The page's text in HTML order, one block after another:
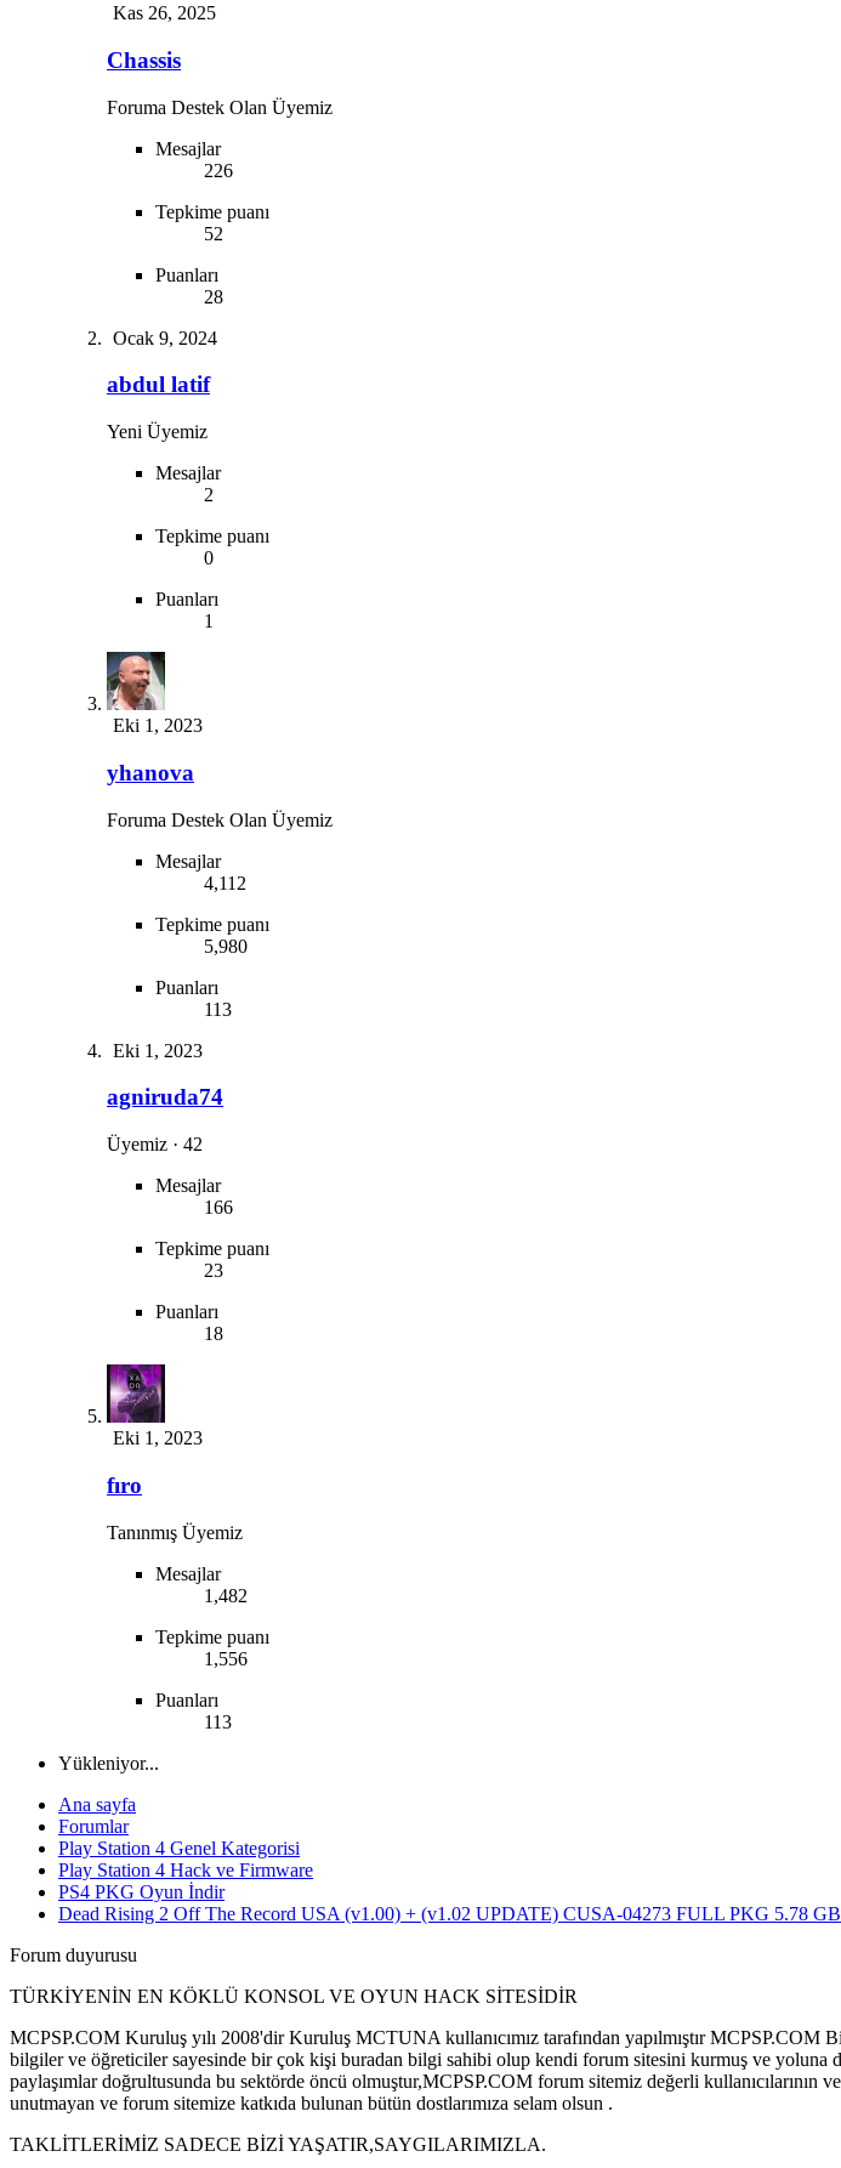
Kas 26, 2025
Chassis
Foruma Destek Olan Üyemiz
Mesajlar
226
Tepkime puanı
52
Puanları
28
Ocak 9, 2024
abdul latif
Yeni Üyemiz
Mesajlar
2
Tepkime puanı
0
Puanları
1
Eki 1, 2023
yhanova
Foruma Destek Olan Üyemiz
Mesajlar
4,112
Tepkime puanı
5,980
Puanları
113
Eki 1, 2023
agniruda74
Üyemiz · 42
Mesajlar
166
Tepkime puanı
23
Puanları
18
Eki 1, 2023
fıro
Tanınmış Üyemiz
Mesajlar
1,482
Tepkime puanı
1,556
Puanları
113
Yükleniyor...
Ana sayfa
Forumlar
Play Station 4 Genel Kategorisi
Play Station 4 Hack ve Firmware
PS4 PKG Oyun İndir
Dead Rising 2 Off The Record USA (v1.00) + (v1.02 UPDATE) CUSA-04273 FULL PKG 5.78 GB
Forum duyurusu
TÜRKİYENİN EN KÖKLÜ KONSOL VE OYUN HACK SİTESİDİR
MCPSP.COM Kuruluş yılı 2008'dir Kuruluş MCTUNA kullanıcımız tarafından yapılmıştır MCPSP.COM
bilgiler ve öğreticiler sayesinde bir çok kişi buradan bilgi sahibi olup kendi forum sitesini kurmuş ve yoluna
paylaşımlar doğrultusunda bu sektörde öncü olmuştur,MCPSP.COM forum sitemiz değerli kullanıcılarının
unutmayan ve forum sitemize katkıda bulunan bütün dostlarımıza selam olsun .
TAKLİTLERİMİZ SADECE BİZİ YAŞATIR,SAYGILARIMIZLA.